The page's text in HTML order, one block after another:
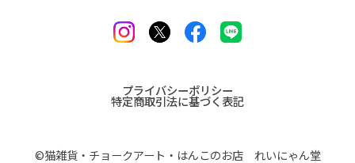
プライバシーポリシー
特定商取引法に基づく表記
©︎猫雑貨・チョークアート・はんこのお店 れいにゃん堂